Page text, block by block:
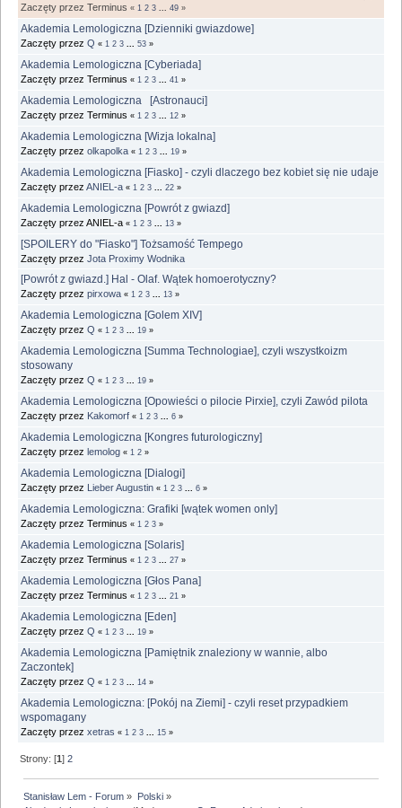
Zaczęty przez Terminus « 1 2 3 49 »
Akademia Lemologiczna [Dzienniki gwiazdowe]
Zaczęty przez Q « 1 2 3 53 »
Akademia Lemologiczna [Cyberiada]
Zaczęty przez Terminus « 1 2 3 41 »
Akademia Lemologiczna [Astronauci]
Zaczęty przez Terminus « 1 2 3 12 »
Akademia Lemologiczna [Wizja lokalna]
Zaczęty przez olkapolka « 1 2 3 19 »
Akademia Lemologiczna [Fiasko] - czyli dlaczego bez kobiet się nie udaje
Zaczęty przez ANIEL-a « 1 2 3 22 »
Akademia Lemologiczna [Powrót z gwiazd]
Zaczęty przez ANIEL-a « 1 2 3 13 »
[SPOILERY do "Fiasko"] Tożsamość Tempego
Zaczęty przez Jota Proximy Wodnika
[Powrót z gwiazd.] Hal - Olaf. Wątek homoerotyczny?
Zaczęty przez pirxowa « 1 2 3 13 »
Akademia Lemologiczna [Golem XIV]
Zaczęty przez Q « 1 2 3 19 »
Akademia Lemologiczna [Summa Technologiae], czyli wszystkoizm
stosowany
Zaczęty przez Q « 1 2 3 19 »
Akademia Lemologiczna [Opowieści o pilocie Pirxie], czyli Zawód pilota
Zaczęty przez Kakomorf « 1 2 3 6 »
Akademia Lemologiczna [Kongres futurologiczny]
Zaczęty przez lemolog « 1 2 »
Akademia Lemologiczna [Dialogi]
Zaczęty przez Lieber Augustin « 1 2 3 6 »
Akademia Lemologiczna: Grafiki [wątek women only]
Zaczęty przez Terminus « 1 2 3 »
Akademia Lemologiczna [Solaris]
Zaczęty przez Terminus « 1 2 3 27 »
Akademia Lemologiczna [Głos Pana]
Zaczęty przez Terminus « 1 2 3 21 »
Akademia Lemologiczna [Eden]
Zaczęty przez Q « 1 2 3 19 »
Akademia Lemologiczna [Pamiętnik znaleziony w wannie, albo
Zaczontek]
Zaczęty przez Q « 1 2 3 14 »
Akademia Lemologiczna: [Pokój na Ziemi] - czyli reset przypadkiem
wspomagany
Zaczęty przez xetras « 1 2 3 15 »
Strony: [1]2
Stanisław Lem - Forum » Polski»